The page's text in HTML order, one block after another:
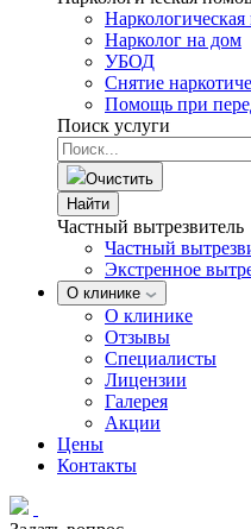
Нарколог на дом
УБОД
Снятие
Помощь при
Поиск услуги
Очистить
Найти
Частный вытрезвитель
Частный
Экстренное
О клинике
О клинике
Отзывы
Специалисты
Лицензии
Галерея
Акции
Цены
Контакты